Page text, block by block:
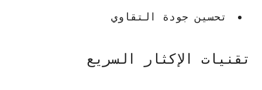
تحسين جودة التقاوي
تقنيات الإكثار السريع